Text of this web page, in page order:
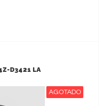
D3421 LA
AGOTADO